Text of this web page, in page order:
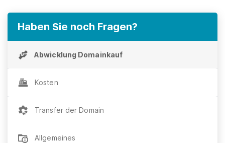
Haben Sie noch Fragen?
Abwicklung Domainkauf
Kosten
Transfer der Domain
Allgemeines